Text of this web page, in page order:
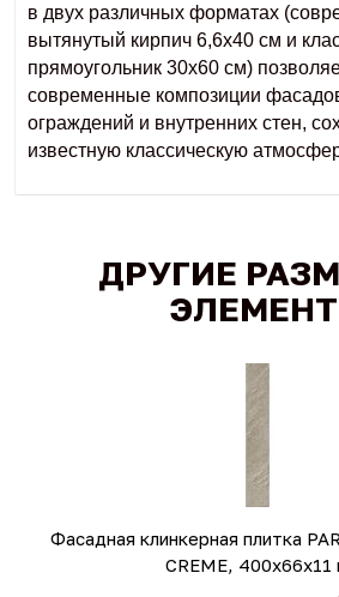
в двух различных форматах
вытянутый кирпич 6,6х40 см и
прямоугольник 30х60 см)
современные композиции
ограждений и внутренних стен,
известную классическую
ДРУГИЕ
Фасадная клинкерная плитка
СREME, 400х66х11